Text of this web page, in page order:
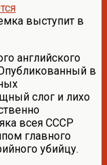
выступит в
английского
в
слог и лихо
всея СССР
главного
убийцу.